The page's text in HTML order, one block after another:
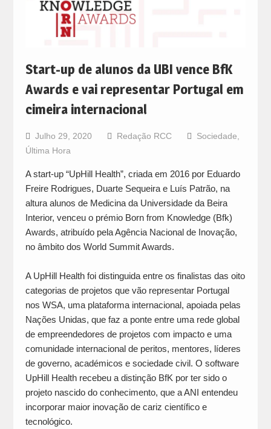
Start-up de alunos da UBI vence BfK
Awards e vai representar Portugal em
cimeira internacional
Julho 29, 2020 Redação RCC Sociedade
Última Hora
A start-up “UpHill Health”, criada em 2016 por Eduardo
Freire Rodrigues, Duarte Sequeira e Luís Patrão, na
altura alunos de Medicina da Universidade da Beira
Interior, venceu o prémio Born from Knowledge (Bfk)
Awards, atribuído pela Agência Nacional de Inovação,
no âmbito dos World Summit Awards.
A UpHill Health foi distinguida entre os finalistas das oito
categorias de projetos que vão representar Portugal
nos WSA, uma plataforma internacional, apoiada pelas
Nações Unidas, que faz a ponte entre uma rede global
de empreendedores de projetos com impacto e uma
comunidade internacional de peritos, mentores, líderes
de governo, académicos e sociedade civil. O software
UpHill Health recebeu a distinção BfK por ter sido o
projeto nascido do conhecimento, que a ANI entendeu
incorporar maior inovação de cariz científico e
tecnológico.